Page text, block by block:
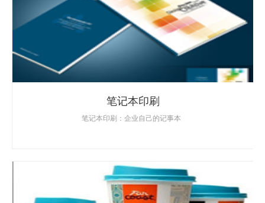
笔记本印刷
笔记本印刷：企业自己的记事本